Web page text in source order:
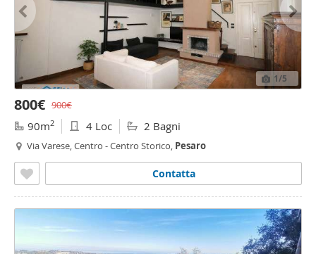
1/5
800€ 900€
90m2 4 Loc 2 Bagni
Via Varese, Centro - Centro Storico, Pesaro
Contatta